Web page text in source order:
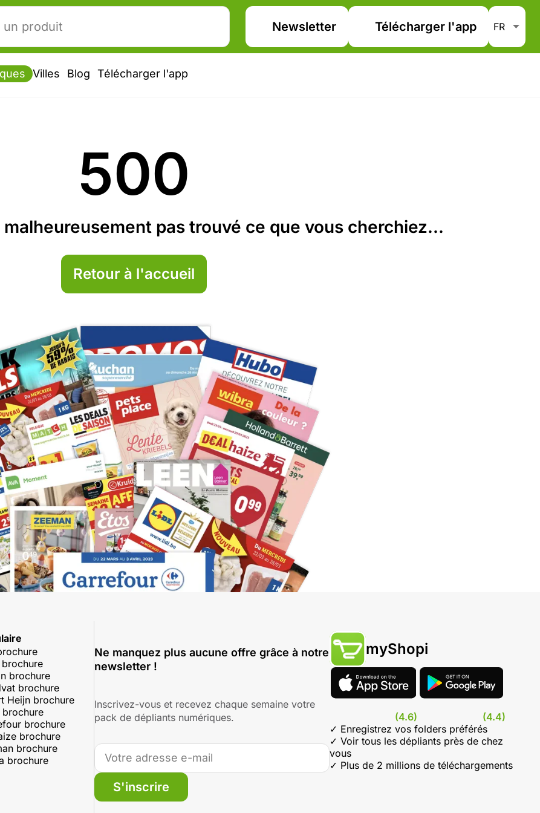
Newsletter Télécharger l'app
Villes Blog Télécharger l'app
500
pas trouvé ce que vous cherchiez...
Retour à l'accueil
brochure
brochure
brochure
Heijn brochure
brochure
brochure
brochure
brochure
brochure
Ne manquez plus aucune offre grâce à notre
newsletter !
Inscrivez-vous et recevez chaque semaine votre
pack de dépliants numériques.
S'inscrire
myShopi
(4.6)
(4.4)
✓ Enregistrez vos folders préférés
✓ Voir tous les dépliants près de chez
vous
✓ Plus de 2 millions de téléchargements